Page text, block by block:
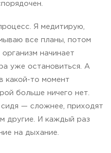
Я медитирую,
все планы, потом
начинает
уже остановиться. А
какой-то момент
больше ничего нет.
— сложнее, приходят
другие. И каждый раз
на дыхание.